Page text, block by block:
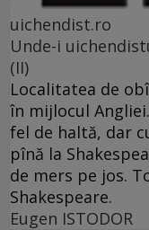
uichendist.ro
Unde-i
(II)
Localitatea de
în mijlocul
fel de haltă, dar
pînă la
de mers pe jos.
Shakespeare.
Eugen ISTODOR